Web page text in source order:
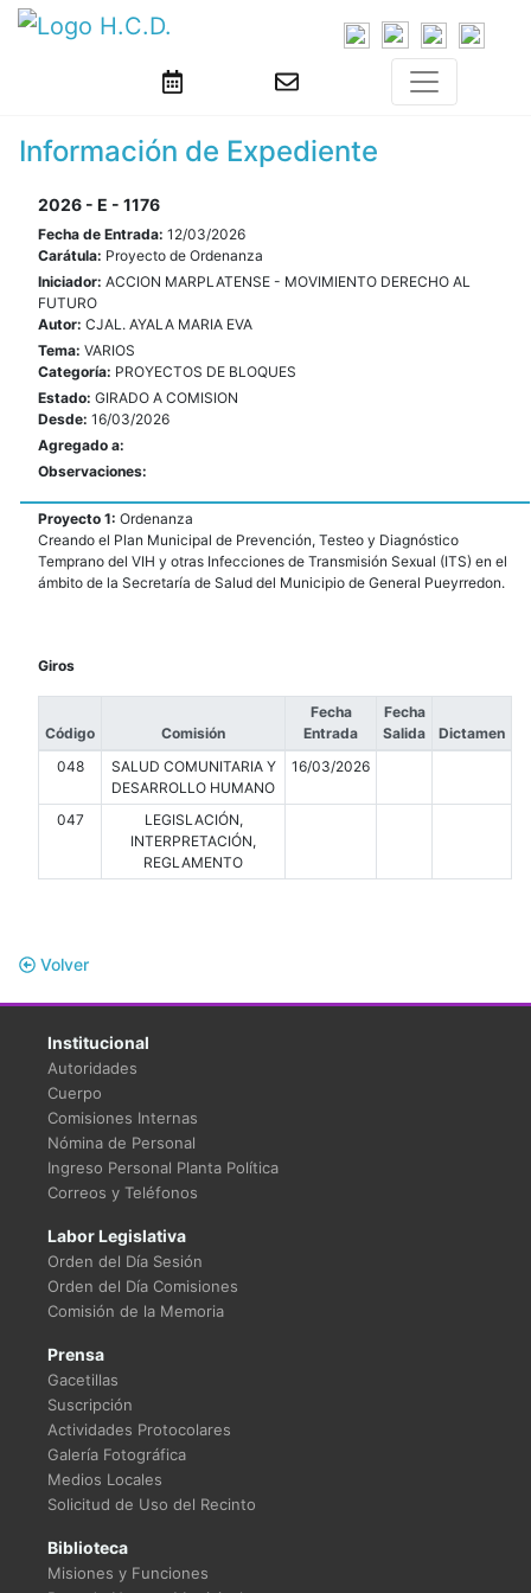
Información de Expediente
2026 - E - 1176
Fecha de Entrada: 12/03/2026
Carátula: Proyecto de Ordenanza
Iniciador: ACCION MARPLATENSE - MOVIMIENTO DERECHO AL
FUTURO
Autor: CJAL. AYALA MARIA EVA
Tema: VARIOS
Categoría: PROYECTOS DE BLOQUES
Estado: GIRADO A COMISION
Desde: 16/03/2026
Agregado a:
Observaciones:
Proyecto 1: Ordenanza
Creando el Plan Municipal de Prevención, Testeo y Diagnóstico
Temprano del VIH y otras Infecciones de Transmisión Sexual (ITS) en el
ámbito de la Secretaría de Salud del Municipio de General Pueyrredon.
Giros
Código Comisión
Fecha
Entrada
Fecha
Salida
Dictamen
048
SALUD COMUNITARIA Y
DESARROLLO HUMANO
16/03/2026
047
LEGISLACIÓN,
INTERPRETACIÓN,
REGLAMENTO
Volver
Institucional
Autoridades
Cuerpo
Comisiones Internas
Nómina de Personal
Ingreso Personal Planta Política
Correos y Teléfonos
Labor Legislativa
Orden del Día Sesión
Orden del Día Comisiones
Comisión de la Memoria
Prensa
Gacetillas
Suscripción
Actividades Protocolares
Galería Fotográfica
Medios Locales
Solicitud de Uso del Recinto
Biblioteca
Misiones y Funciones